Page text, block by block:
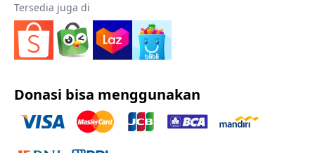
Tersedia juga di
Donasi bisa menggunakan